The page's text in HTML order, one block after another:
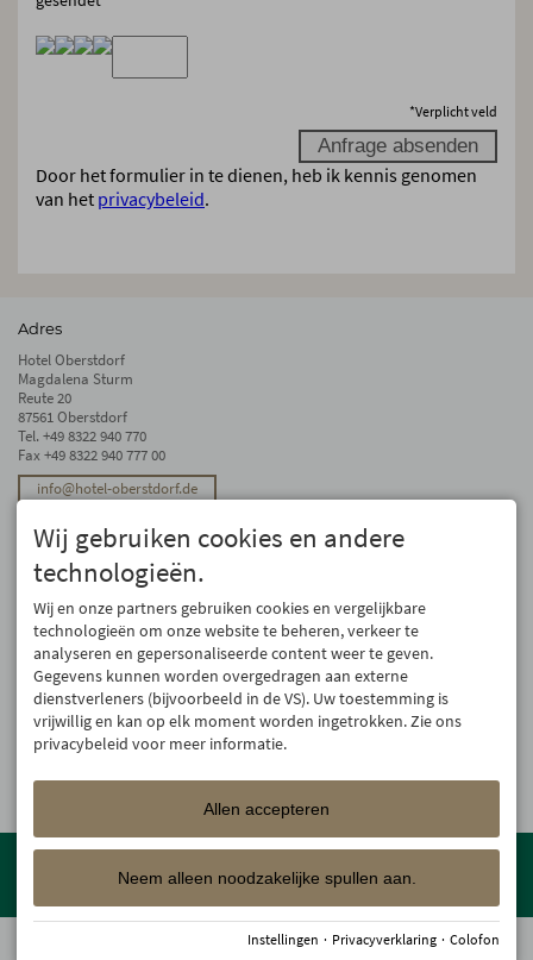
*Verplicht veld
Door het formulier in te dienen, heb ik kennis genomen
van het privacybeleid.
Adres
Hotel Oberstdorf
Magdalena Sturm
Reute 20
87561 Oberstdorf
Tel. +49 8322 940 770
Fax +49 8322 940 777 00
info@hotel-oberstdorf.de
Stay up to date
We will not forward your email address. And we don’t like spam, either. We
promise! You can unsubscribe at any time.
Register
Member of the Oberstdorf Resort family – the most beautiful
holiday accommodations in Oberstdorf with guaranteed skiing and
Wij gebruiken cookies en andere
technologieën.
Wij en onze partners gebruiken cookies en vergelijkbare
technologieën om onze website te beheren, verkeer te
analyseren en gepersonaliseerde content weer te geven.
Gegevens kunnen worden overgedragen aan externe
dienstverleners (bijvoorbeeld in de VS). Uw toestemming is
vrijwillig en kan op elk moment worden ingetrokken. Zie ons
privacybeleid voor meer informatie.
Allen accepteren
Neem alleen noodzakelijke spullen aan.
Instellingen · Privacyverklaring · Colofon